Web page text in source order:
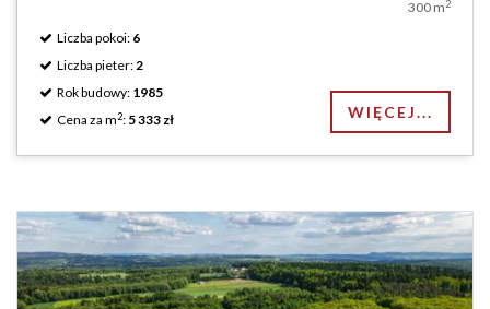
300 m2
Liczba pokoi: 6
Liczba pieter:2
Rok budowy: 1985
Cena za m2: 5 333 zł WIĘCEJ...